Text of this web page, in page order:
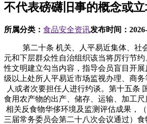
不代表磅礴旧事的概念或
所属分类： 食品安全资讯发布时间：
第二十条 机关、人平易近集体、社
元和下层群众性自治组织该当将厉行节
性文明建立勾当内容，指导会员盲目开
级以上处所人平易近市场监视办理、商
人或者次要担任人进行约谈。第十五条
食用农产物的出产、储存、运输、加工
相关反食物华侈环境及监测评估成果，
三届常务委员会第二十八次会议通过）